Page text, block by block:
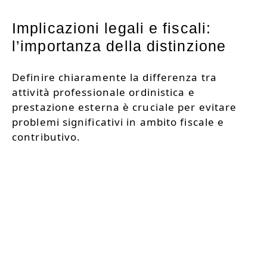
Implicazioni legali e fiscali:
l’importanza della distinzione
Definire chiaramente la differenza tra
attività professionale ordinistica e
prestazione esterna è cruciale per evitare
problemi significativi in ambito fiscale e
contributivo.